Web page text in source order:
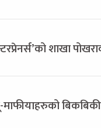
शाखा
बिकबिकी